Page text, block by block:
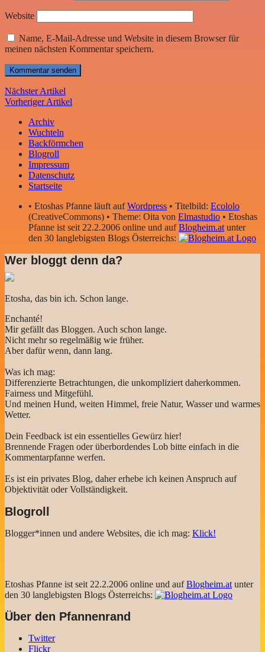
Website
Name, E-Mail-Adresse und Website in diesem Browser für
meinen nächsten Kommentar speichern.
Nächster Artikel
Vorheriger Artikel
Archiv
Wuchteln
Backförmchen
Blogroll
Impressum
Datenschutz
Startseite
• Etoshas Pfanne läuft aufWordpress • Titelbild: Ecololo
(CreativeCommons) • Theme: Oita von Elmastudio • Etoshas
Pfanne ist seit 22.2.2006 online und aufBlogheim.atunter
den 30 langlebigsten Blogs Österreichs:
Wer bloggt denn da?
Etosha, das bin ich. Schon lange.
Enchanté!
Mir gefällt das Bloggen. Auch schon lange.
Nicht mehr so regelmäßig wie früher.
Aber dafür wenn, dann lang.
Was ich mag:
Differenzierte Betrachtungen, die unkompliziert daherkommen.
Fairness und Mitgefühl.
Und meinen Hund, weiten Himmel, freie Natur, Wasser und warmes
Wetter.
Dein Feedback ist ein essentielles Gewürz hier!
Brennende Fragen oder überbordendes Lob bitte einfach in die
Kommentarpfanne werfen.
Es ist ein privates Blog, daher erhebe ich keinen Anspruch auf
Objektivität oder Vollständigkeit.
Blogroll
Blogger*innen und andere Websites, die ich mag: Klick!
Etoshas Pfanne ist seit 22.2.2006 online und aufBlogheim.at unter
den 30 langlebigsten Blogs Österreichs:
Über den Pfannenrand
Twitter
Flickr